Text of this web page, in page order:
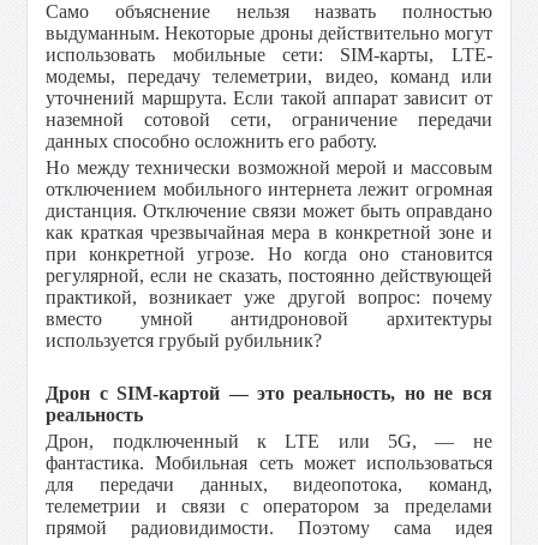
Само объяснение нельзя назвать полностью
выдуманным. Некоторые дроны действительно могут
использовать мобильные сети: SIM-карты, LTE-
модемы, передачу телеметрии, видео, команд или
уточнений маршрута. Если такой аппарат зависит от
наземной сотовой сети, ограничение передачи
данных способно осложнить его работу.
Но между технически возможной мерой и массовым
отключением мобильного интернета лежит огромная
дистанция. Отключение связи может быть оправдано
как краткая чрезвычайная мера в конкретной зоне и
при конкретной угрозе. Но когда оно становится
регулярной, если не сказать, постоянно действующей
практикой, возникает уже другой вопрос: почему
вместо умной антидроновой архитектуры
используется грубый рубильник?
Дрон с SIM-картой — это реальность, но не вся
реальность
Дрон, подключенный к LTE или 5G, — не
фантастика. Мобильная сеть может использоваться
для передачи данных, видеопотока, команд,
телеметрии и связи с оператором за пределами
прямой радиовидимости. Поэтому сама идея